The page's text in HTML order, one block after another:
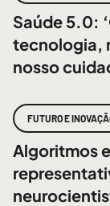
Saúde 5.0:
tecnologia,
nosso
FUTURO E
Algoritmos